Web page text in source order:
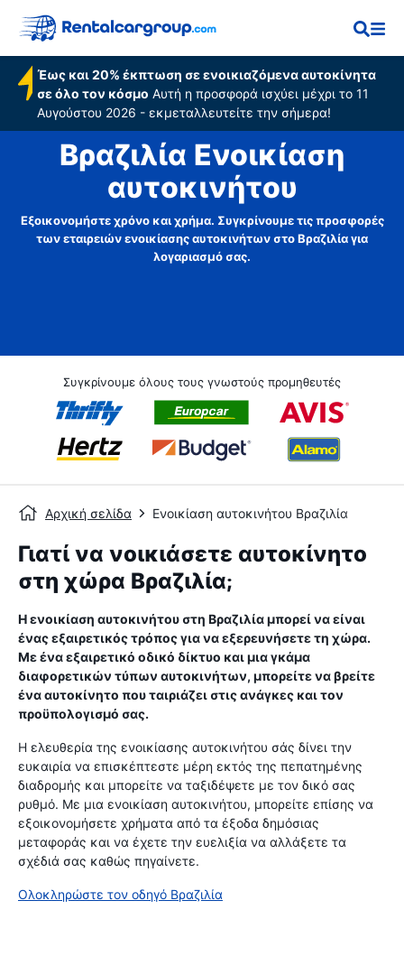
Έως και 20% έκπτωση σε ενοικιαζόμενα αυτοκίνητα
σε όλο τον κόσμο Αυτή η προσφορά ισχύει μέχρι το 11
Αυγούστου 2026 - εκμεταλλευτείτε την σήμερα!
Βραζιλία Ενοικίαση
αυτοκινήτου
Εξοικονομήστε χρόνο και χρήμα. Συγκρίνουμε τις προσφορές
των εταιρειών ενοικίασης αυτοκινήτων στο Βραζιλία για
λογαριασμό σας.
Συγκρίνουμε όλους τους γνωστούς προμηθευτές
Αρχική σελίδα Ενοικίαση αυτοκινήτου Βραζιλία
Γιατί να νοικιάσετε αυτοκίνητο
στη χώρα Βραζιλία;
Η ενοικίαση αυτοκινήτου στη Βραζιλία μπορεί να είναι
ένας εξαιρετικός τρόπος για να εξερευνήσετε τη χώρα.
Με ένα εξαιρετικό οδικό δίκτυο και μια γκάμα
διαφορετικών τύπων αυτοκινήτων, μπορείτε να βρείτε
ένα αυτοκίνητο που ταιριάζει στις ανάγκες και τον
προϋπολογισμό σας.
Η ελευθερία της ενοικίασης αυτοκινήτου σάς δίνει την
ευκαιρία να επισκέπτεστε μέρη εκτός της πεπατημένης
διαδρομής και μπορείτε να ταξιδέψετε με τον δικό σας
ρυθμό. Με μια ενοικίαση αυτοκινήτου, μπορείτε επίσης να
εξοικονομήσετε χρήματα από τα έξοδα δημόσιας
μεταφοράς και να έχετε την ευελιξία να αλλάξετε τα
σχέδιά σας καθώς πηγαίνετε.
Ολοκληρώστε τον οδηγό Βραζιλία